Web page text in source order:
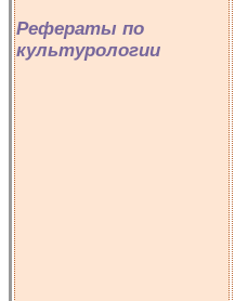
Рефераты по
культурологии